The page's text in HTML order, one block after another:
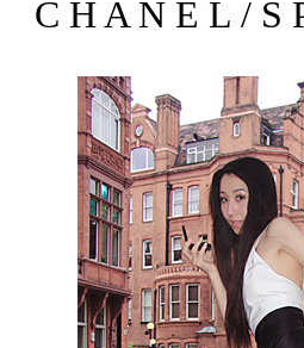
C H A N E L / S